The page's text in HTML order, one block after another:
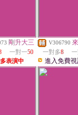
剛升大三
一對一50
表演中
V306790
一對多8
進入免費